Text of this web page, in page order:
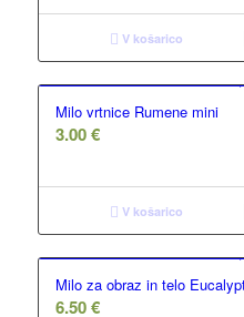
V košarico
Milo vrtnice Rumene mini
3.00€
V košarico
Milo za obraz in telo
6.50€